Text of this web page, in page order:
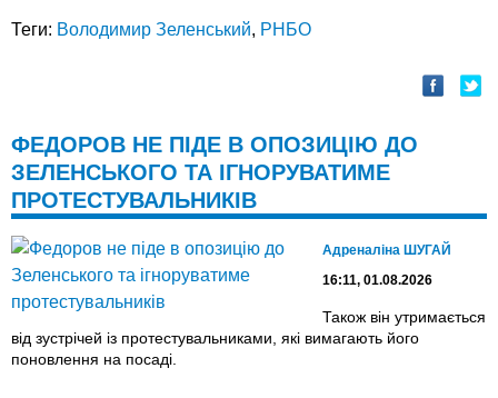
Теги: Володимир Зеленський, РНБО
ФЕДОРОВ НЕ ПІДЕ В ОПОЗИЦІЮ ДО
ЗЕЛЕНСЬКОГО ТА ІГНОРУВАТИМЕ
ПРОТЕСТУВАЛЬНИКІВ
Адреналіна ШУГАЙ
16:11, 01.08.2026
Також він утримається
від зустрічей із протестувальниками, які вимагають його
поновлення на посаді.